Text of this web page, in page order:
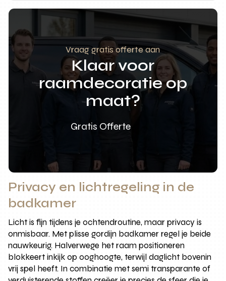
Vraag gratis offerte aan
Klaar voor
raamdecoratie op
maat?
Gratis Offerte
Privacy en lichtregeling in de
badkamer
Licht is fijn tijdens je ochtendroutine, maar privacy is
onmisbaar. Met plisse gordijn badkamer regel je beide
nauwkeurig. Halverwege het raam positioneren
blokkeert inkijk op ooghoogte, terwijl daglicht bovenin
vrij spel heeft. In combinatie met semi transparante of